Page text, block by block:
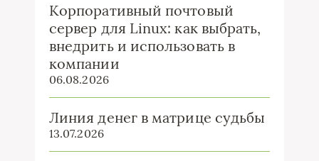
Корпоративный почтовый
сервер для Linux: как выбрать,
внедрить и использовать в
компании
06.08.2026
Линия денег в матрице судьбы
13.07.2026